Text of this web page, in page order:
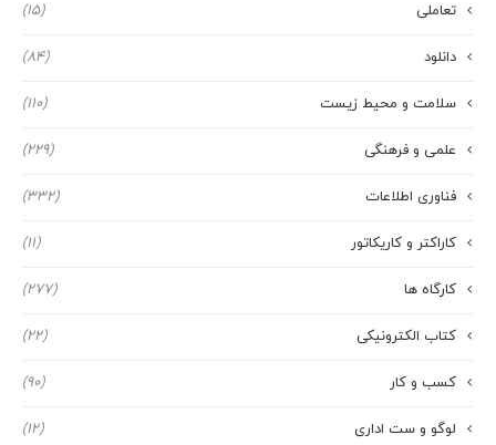
تعاملی (15)
دانلود (84)
سلامت و محیط زیست (110)
علمی و فرهنگی (229)
فناوری اطلاعات (332)
کاراکتر و کاریکاتور (11)
کارگاه ها (277)
کتاب الکترونیکی (22)
کسب و کار (90)
لوگو و ست اداری (12)